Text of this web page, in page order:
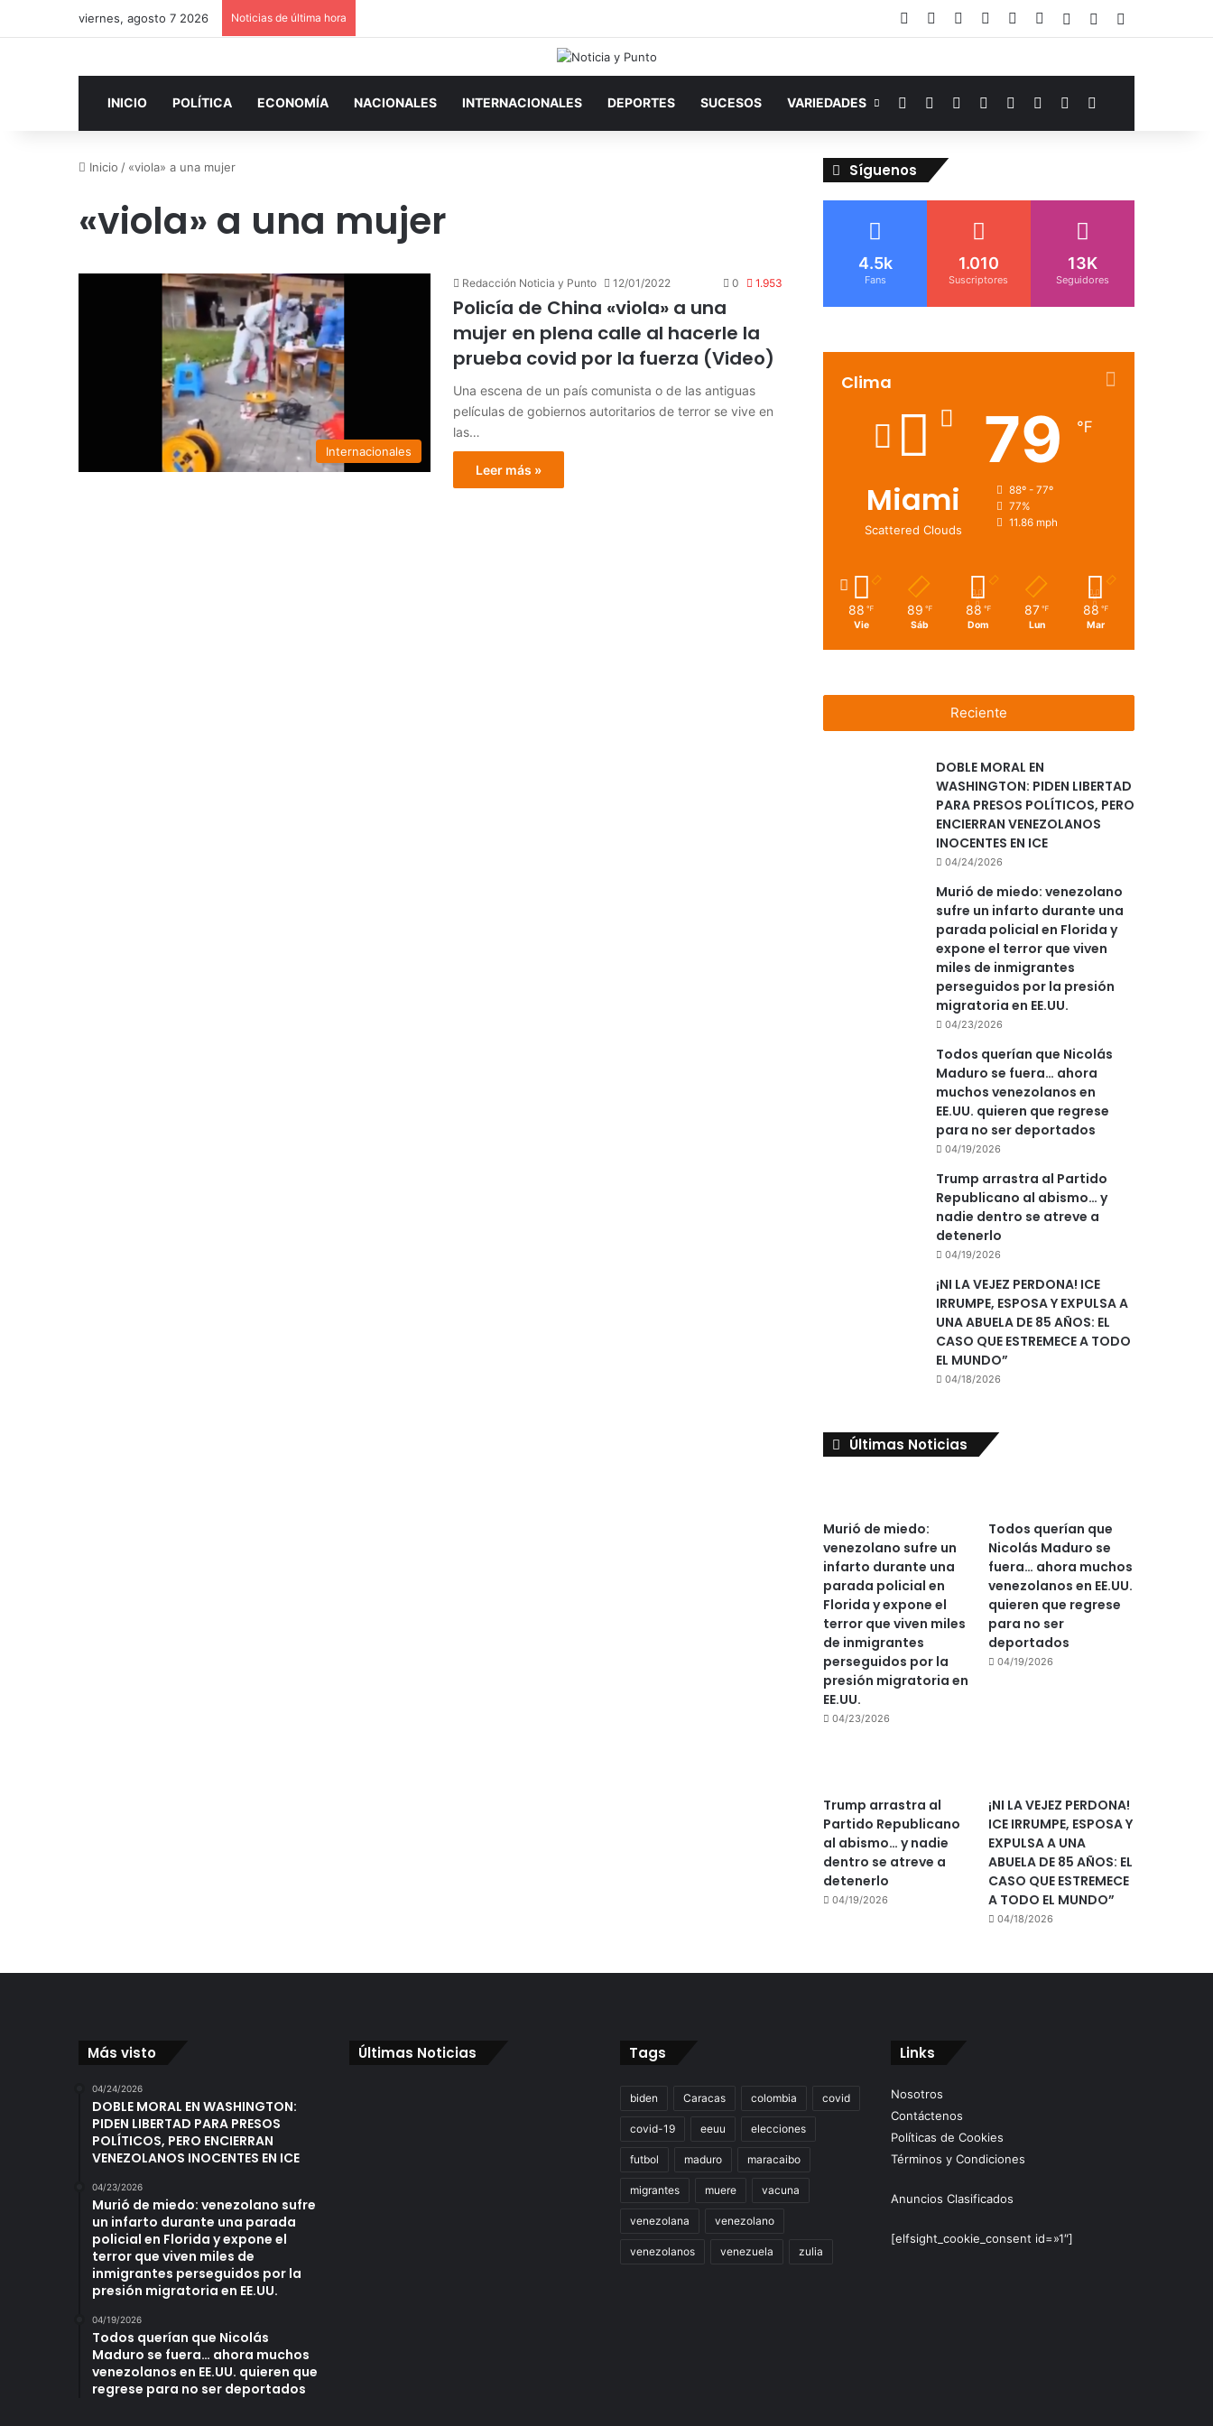
viernes, agosto 7 2026 Noticias de última hora FacebookYouTubeInstagramTelegramWhatsAppGoogle Noticias
AccesoPublicación al
INICIO POLÍTICA ECONOMÍA NACIONALES INTERNACIONALES DEPORTES SUCESOS VARIEDADES FacebookYouTubeInstagramTelegramWhatsAppGoogle Noticias
Switch skin
Inicio / «viola» a una mujer
«viola» a una mujer
Internacionales
Redacción Noticia y Punto 12/01/2022 0 1.953
Policía de China «viola» a una
mujer en plena calle al hacerle la
prueba covid por la fuerza (Video)
Una escena de un país comunista o de las antiguas
películas de gobiernos autoritarios de terror se vive en
las…
Leer más »
Síguenos
4.5k
Fans
1.010
Suscriptores
13K
Seguidores
Clima
Miami
Scattered Clouds
79 ℉
88º - 77º
77%
11.86 mph
88 ℉
Vie
89 ℉
Sáb
88 ℉
Dom
87 ℉
Lun
88 ℉
Mar
Reciente
DOBLE MORAL EN
WASHINGTON: PIDEN LIBERTAD
PARA PRESOS POLÍTICOS, PERO
ENCIERRAN VENEZOLANOS
INOCENTES EN ICE
04/24/2026
Murió de miedo: venezolano
sufre un infarto durante una
parada policial en Florida y
expone el terror que viven
miles de inmigrantes
perseguidos por la presión
migratoria en EE.UU.
04/23/2026
Todos querían que Nicolás
Maduro se fuera… ahora
muchos venezolanos en
EE.UU. quieren que regrese
para no ser deportados
04/19/2026
Trump arrastra al Partido
Republicano al abismo… y
nadie dentro se atreve a
detenerlo
04/19/2026
¡NI LA VEJEZ PERDONA! ICE
IRRUMPE, ESPOSA Y EXPULSA A
UNA ABUELA DE 85 AÑOS: EL
CASO QUE ESTREMECE A TODO
EL MUNDO”
04/18/2026
Últimas Noticias
Murió de miedo:
venezolano sufre un
infarto durante una
parada policial en
Florida y expone el
terror que viven miles
de inmigrantes
perseguidos por la
presión migratoria en
EE.UU.
04/23/2026
Todos querían que
Nicolás Maduro se
fuera… ahora muchos
venezolanos en EE.UU.
quieren que regrese
para no ser
deportados
04/19/2026
Trump arrastra al
Partido Republicano
al abismo… y nadie
dentro se atreve a
detenerlo
04/19/2026
¡NI LA VEJEZ PERDONA!
ICE IRRUMPE, ESPOSA Y
EXPULSA A UNA
ABUELA DE 85 AÑOS: EL
CASO QUE ESTREMECE
A TODO EL MUNDO”
04/18/2026
Más visto
04/24/2026
DOBLE MORAL EN WASHINGTON:
PIDEN LIBERTAD PARA PRESOS
POLÍTICOS, PERO ENCIERRAN
VENEZOLANOS INOCENTES EN ICE
04/23/2026
Murió de miedo: venezolano sufre
un infarto durante una parada
policial en Florida y expone el
terror que viven miles de
inmigrantes perseguidos por la
presión migratoria en EE.UU.
04/19/2026
Todos querían que Nicolás
Maduro se fuera… ahora muchos
venezolanos en EE.UU. quieren que
regrese para no ser deportados
Últimas Noticias Tags
biden Caracas colombia covid
covid-19 eeuu elecciones
futbol maduro maracaibo
migrantes muere vacuna
venezolana venezolano
venezolanos venezuela zulia
Links
Nosotros
Contáctenos
Políticas de Cookies
Términos y Condiciones
Anuncios Clasificados
[elfsight_cookie_consent id=»1″]